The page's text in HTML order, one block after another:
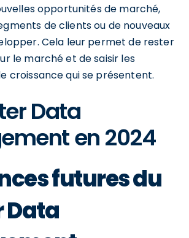
opportunités de marché,
de clients ou de nouveaux
Cela leur permet de rester
le marché et de saisir les
croissance qui se présentent.
Data
en 2024
futures du
Data